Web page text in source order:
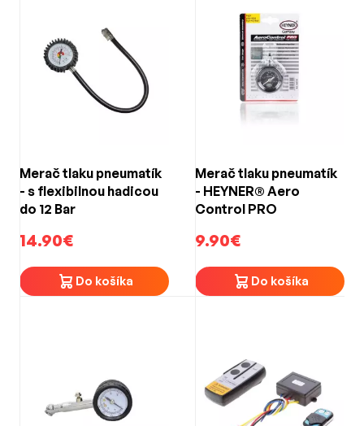
Merač tlaku pneumatík
- s flexibilnou hadicou
do 12 Bar
14.90€
Do košíka
Merač tlaku pneumatík
- HEYNER® Aero
Control PRO
9.90€
Do košíka